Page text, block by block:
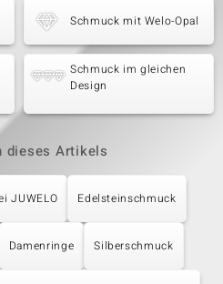
Schmuck mit Welo-Opal
Schmuck im gleichen
Design
dieses Artikels
JUWELO Edelsteinschmuck
Damenringe Silberschmuck